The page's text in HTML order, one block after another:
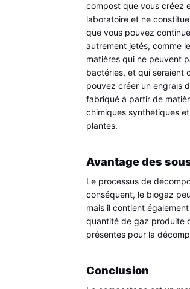
compost que vous créez
laboratoire et ne
que vous pouvez
autrement jetés, comme
matières qui ne peuvent
bactéries, et qui seraient
pouvez créer un engrais
fabriqué à partir de
chimiques synthétiques
plantes.
Avantage des
Le processus de
conséquent, le biogaz
mais il contient
quantité de gaz produite
présentes pour la
Conclusion